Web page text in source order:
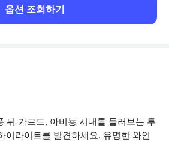
옵션 조회하기
뒤 가르드, 아비뇽 시내를 둘러보는 투
이라이트를 발견하세요. 유명한 와인